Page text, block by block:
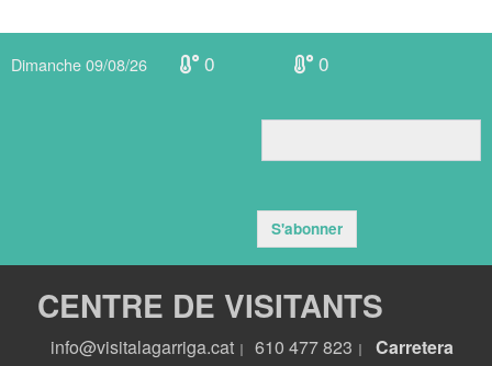
Dimanche 09/08/26 0 0
S'abonner
CENTRE DE VISITANTS
info@visitalagarriga.cat 610 477 823
Carretera